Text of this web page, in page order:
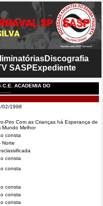
Discografia
SASP Expediente
ACADEMIA DO
02/1998
Piro Com as Crianças há Esperança de
Mundo Melhor
consta
Norte
consta
consta
consta
consta
consta